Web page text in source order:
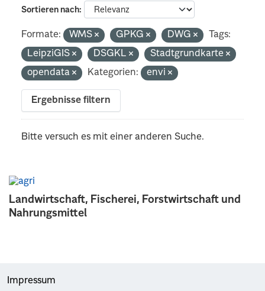
Landwirtschaft, Fischerei, Forstwirtschaft und
Nahrungsmittel
Sortieren nach
Formate: WMS GPKG DWG
Tags:
LeipziGIS
DSGKL
Stadtgrundkarte
opendata
Kategorien: envi
Ergebnisse filtern
Bitte versuch es mit einer anderen Suche.
Impressum